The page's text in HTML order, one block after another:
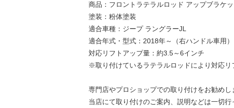
商品：フロントラテラルロッド アップブラケ
塗装：粉体塗装
適合車種：ジープ ラングラーJL
適合年式・型式：2018年～（右ハンドル車用）
対応リフトアップ量：約3.5～6インチ
※取り付けているラテラルロッドにより対応リ
専門店やプロショップでの取り付けをお勧めし
当店にて取り付けのご案内、説明などは一切行